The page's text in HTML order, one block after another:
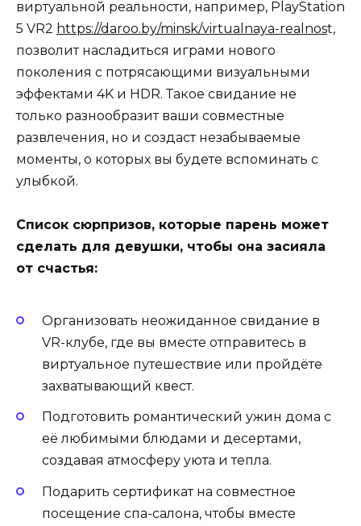
виртуальной реальности, например, PlayStation
5 VR2 https://daroo.by/minsk/virtualnaya-realnost,
позволит насладиться играми нового
поколения с потрясающими визуальными
эффектами 4K и HDR. Такое свидание не
только разнообразит ваши совместные
развлечения, но и создаст незабываемые
моменты, о которых вы будете вспоминать с
улыбкой.
Список сюрпризов, которые парень может
сделать для девушки, чтобы она засияла
от счастья:
Организовать неожиданное свидание в
VR-клубе, где вы вместе отправитесь в
виртуальное путешествие или пройдёте
захватывающий квест.​
Подготовить романтический ужин дома с
её любимыми блюдами и десертами,
создавая атмосферу уюта и тепла.​
Подарить сертификат на совместное
посещение спа-салона, чтобы вместе